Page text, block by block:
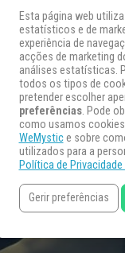
Esta página web
estatísticos e de
experiência de
acções de marketing
análises estatísticas.
todos os tipos de
pretender escolher
preferências. Pode
como usamos
WeMystice sobre
utilizados para a
Política de
Gerir preferências